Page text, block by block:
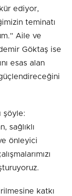
ediyor,
teminatı
Aile ve
Göktaş ise
esas alan
şöyle:
sağlıklı
önleyici
katkı